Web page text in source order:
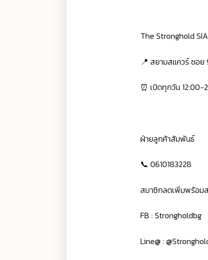
The Stronghold
📍 สยามสแควร์ ซอย
⏰ เปิดทุกวัน 12:00-
ฝ่ายลูกค้าสัมพันธ์
📞 0610183228
สมาชิกลดเพิ่มพร้อม
FB : Strongholdbg
Line@ :